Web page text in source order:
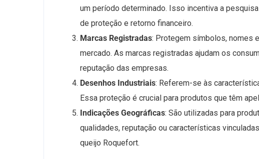
um período determinado. Isso incentiva a
de proteção e retorno financeiro.
Marcas Registradas: Protegem símbolos, nomes
mercado. As marcas registradas ajudam os
reputação das empresas.
Desenhos Industriais: Referem-se às
Essa proteção é crucial para produtos que têm
Indicações Geográficas: São utilizadas para
qualidades, reputação ou características
queijo Roquefort.